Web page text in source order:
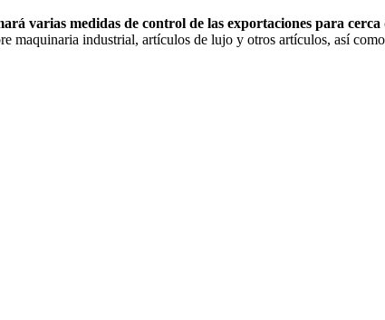
varias medidas de control de las exportaciones para cerca
maquinaria industrial, artículos de lujo y otros artículos, así